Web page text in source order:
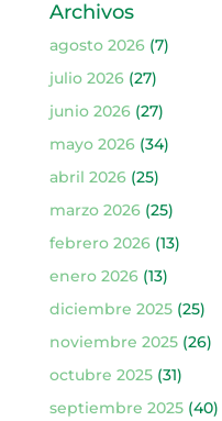
Archivos
agosto 2026(7)
julio 2026(27)
junio 2026(27)
mayo 2026(34)
abril 2026(25)
marzo 2026(25)
febrero 2026(13)
enero 2026(13)
diciembre 2025(25)
noviembre 2025(26)
octubre 2025(31)
septiembre 2025(40)